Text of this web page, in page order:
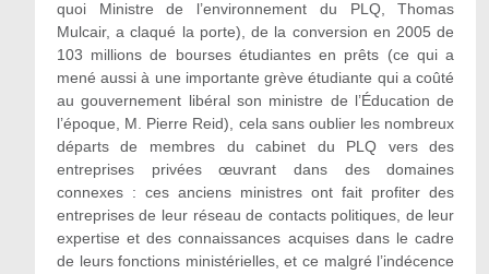
quoi Ministre de l’environnement du PLQ, Thomas
Mulcair, a claqué la porte), de la conversion en 2005 de
103 millions de bourses étudiantes en prêts (ce qui a
mené aussi à une importante grève étudiante qui a coûté
au gouvernement libéral son ministre de l’Éducation de
l’époque, M. Pierre Reid), cela sans oublier les nombreux
départs de membres du cabinet du PLQ vers des
entreprises privées œuvrant dans des domaines
connexes : ces anciens ministres ont fait profiter des
entreprises de leur réseau de contacts politiques, de leur
expertise et des connaissances acquises dans le cadre
de leurs fonctions ministérielles, et ce malgré l’indécence